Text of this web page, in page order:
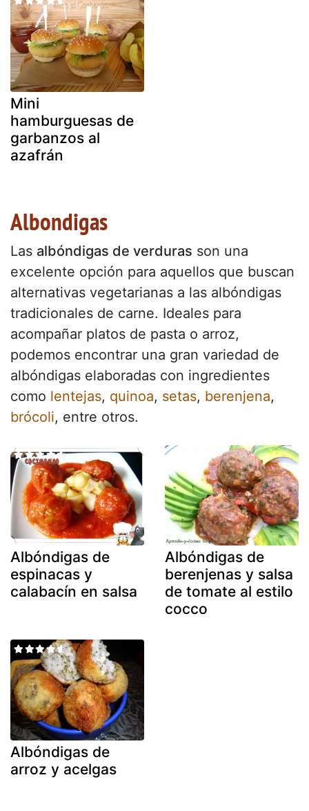
Mini
hamburguesas de
garbanzos al
azafrán
Albondigas
Las albóndigas de verduras son una
excelente opción para aquellos que buscan
alternativas vegetarianas a las albóndigas
tradicionales de carne. Ideales para
acompañar platos de pasta o arroz,
podemos encontrar una gran variedad de
albóndigas elaboradas con ingredientes
como lentejas, quinoa, setas, berenjena,
brócoli, entre otros.
Albóndigas de
espinacas y
calabacín en salsa
Albóndigas de
berenjenas y salsa
de tomate al estilo
cocco
Albóndigas de
arroz y acelgas